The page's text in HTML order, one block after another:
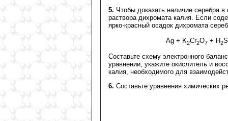
5. Чтобы доказать наличие серебра
раствора дихромата калия. Если
ярко-красный осадок дихромата
Ag + K2Cr2O7+ H2
Составьте схему электронного
уравнении, укажите окислитель и
калия, необходимого для
6. Составьте уравнения химических